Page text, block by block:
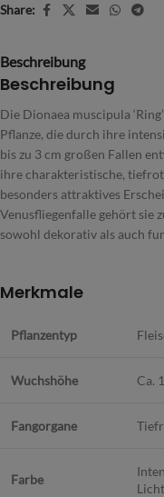
Share:
Beschreibung
Beschreibung
Die Dionaea muscipula
Pflanze, die durch ihre
bis zu 3 cm großen Fallen
ihre charakteristische,
besonders attraktives
Venusfliegenfalle gehört sie
sowohl dekorativ als auch
Merkmale
Pflanzentyp
Wuchshöhe Ca.
Fangorgane
Farbe